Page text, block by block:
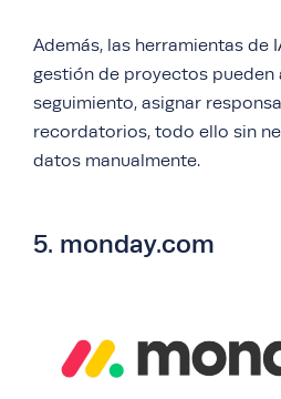
Además, las herramientas de
gestión de proyectos pueden
seguimiento, asignar
recordatorios, todo ello sin
datos manualmente.
5. monday.com